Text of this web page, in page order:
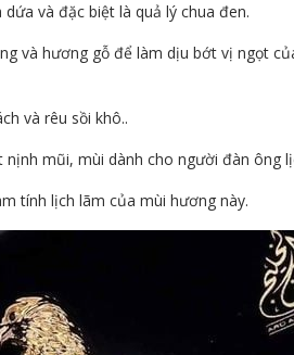
và đặc biệt là quả lý chua đen.
và hương gỗ để làm dịu bớt vị ngọt
và rêu sồi khô..
nịnh mũi, mùi dành cho người đàn ông
tính lịch lãm của mùi hương này.